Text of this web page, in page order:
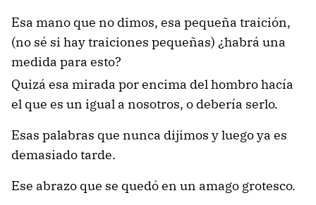
Esa mano que no dimos, esa pequeña traición,
(no sé si hay traiciones pequeñas) ¿habrá una
medida para esto?
Quizá esa mirada por encima del hombro hacía
el que es un igual a nosotros, o debería serlo.
Esas palabras que nunca dijimos y luego ya es
demasiado tarde.
Ese abrazo que se quedó en un amago grotesco.